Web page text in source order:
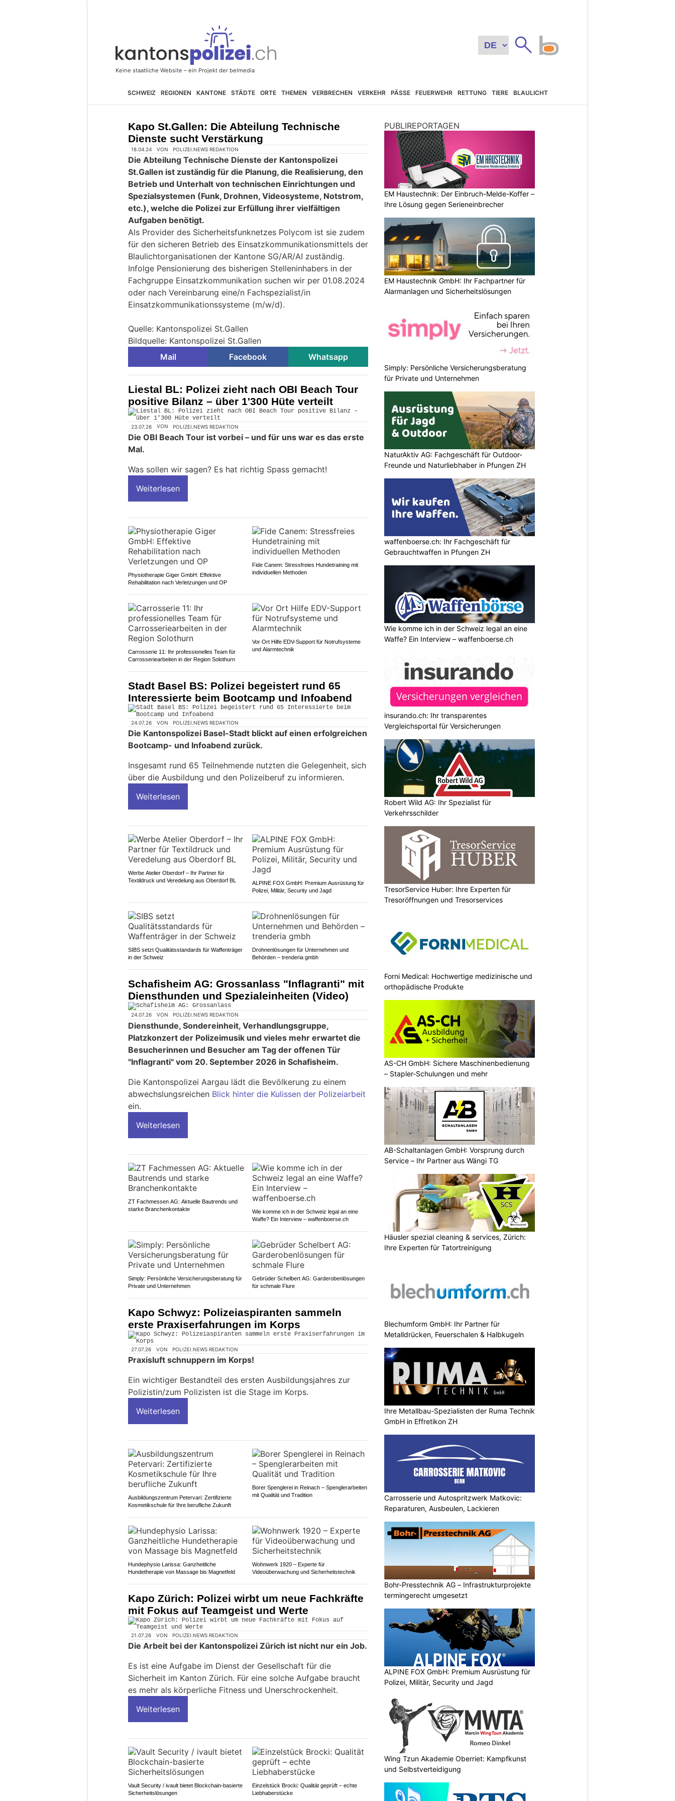
SCHWEIZ REGIONEN KANTONE STÄDTE ORTE THEMEN VERBRECHEN VERKEHR PÄSSE FEUERWEHR RETTUNG TIERE BLAULICHT
Kapo St.Gallen: Die Abteilung Technische
Dienste sucht Verstärkung
18.04.24 VON POLIZEI.NEWS REDAKTION
Die Abteilung Technische Dienste der Kantonspolizei
St.Gallen ist zuständig für die Planung, die Realisierung, den
Betrieb und Unterhalt von technischen Einrichtungen und
Spezialsystemen (Funk, Drohnen, Videosysteme, Notstrom,
etc.), welche die Polizei zur Erfüllung ihrer vielfältigen
Aufgaben benötigt.
Als Provider des Sicherheitsfunknetzes Polycom ist sie zudem
für den sicheren Betrieb des Einsatzkommunikationsmittels der
Blaulichtorganisationen der Kantone SG/AR/AI zuständig.
Infolge Pensionierung des bisherigen Stelleninhabers in der
Fachgruppe Einsatzkommunikation suchen wir per 01.08.2024
oder nach Vereinbarung eine/n Fachspezialist/in
Einsatzkommunikationssysteme (m/w/d).
Quelle: Kantonspolizei St.Gallen
Bildquelle: Kantonspolizei St.Gallen
Mail
Facebook Whatsapp
Liestal BL: Polizei zieht nach OBI Beach Tour
positive Bilanz – über 1'300 Hüte verteilt
23.07.26 VON POLIZEI.NEWS REDAKTION
Die OBI Beach Tour ist vorbei – und für uns war es das erste
Mal.
Was sollen wir sagen? Es hat richtig Spass gemacht!
Weiterlesen
Physiotherapie Giger GmbH: Effektive
Rehabilitation nach Verletzungen und OP
Fide Canem: Stressfreies Hundetraining mit
individuellen Methoden
Carrosserie 11: Ihr professionelles Team für
Carrosseriearbeiten in der Region Solothurn
Vor Ort Hilfe EDV-Support für Notrufsysteme
und Alarmtechnik
Stadt Basel BS: Polizei begeistert rund 65
Interessierte beim Bootcamp und Infoabend
24.07.26 VON POLIZEI.NEWS REDAKTION
Die Kantonspolizei Basel-Stadt blickt auf einen erfolgreichen
Bootcamp- und Infoabend zurück.
Insgesamt rund 65 Teilnehmende nutzten die Gelegenheit, sich
über die Ausbildung und den Polizeiberuf zu informieren.
Weiterlesen
Werbe Atelier Oberdorf – Ihr Partner für
Textildruck und Veredelung aus Oberdorf BL
ALPINE FOX GmbH: Premium Ausrüstung für
Polizei, Militär, Security und Jagd
SIBS setzt Qualitätsstandards für Waffenträger
in der Schweiz
Drohnenlösungen für Unternehmen und
Behörden – trenderia gmbh
Schafisheim AG: Grossanlass "Inflagranti" mit
Diensthunden und Spezialeinheiten (Video)
24.07.26 VON POLIZEI.NEWS REDAKTION
Diensthunde, Sondereinheit, Verhandlungsgruppe,
Platzkonzert der Polizeimusik und vieles mehr erwartet die
Besucherinnen und Besucher am Tag der offenen Tür
"Inflagranti" vom 20. September 2026 in Schafisheim.
Die Kantonspolizei Aargau lädt die Bevölkerung zu einem
abwechslungsreichen Blick hinter die Kulissen der Polizeiarbeit
ein.
Weiterlesen
ZT Fachmessen AG: Aktuelle Bautrends und
starke Branchenkontakte
Wie komme ich in der Schweiz legal an eine
Waffe? Ein Interview – waffenboerse.ch
Simply: Persönliche Versicherungsberatung für
Private und Unternehmen
Gebrüder Schelbert AG: Garderobenlösungen
für schmale Flure
Kapo Schwyz: Polizeiaspiranten sammeln
erste Praxiserfahrungen im Korps
27.07.26 VON POLIZEI.NEWS REDAKTION
Praxisluft schnuppern im Korps!
Ein wichtiger Bestandteil des ersten Ausbildungsjahres zur
Polizistin/zum Polizisten ist die Stage im Korps.
Weiterlesen
Ausbildungszentrum Petervari: Zertifizierte
Kosmetikschule für Ihre berufliche Zukunft
Borer Spenglerei in Reinach – Spenglerarbeiten
mit Qualität und Tradition
Hundephysio Larissa: Ganzheitliche
Hundetherapie von Massage bis Magnetfeld
Wohnwerk 1920 – Experte für
Videoüberwachung und Sicherheitstechnik
Kapo Zürich: Polizei wirbt um neue Fachkräfte
mit Fokus auf Teamgeist und Werte
21.07.26 VON POLIZEI.NEWS REDAKTION
Die Arbeit bei der Kantonspolizei Zürich ist nicht nur ein Job.
Es ist eine Aufgabe im Dienst der Gesellschaft für die
Sicherheit im Kanton Zürich. Für eine solche Aufgabe braucht
es mehr als körperliche Fitness und Unerschrockenheit.
Weiterlesen
Vault Security / ivault bietet Blockchain-basierte
Sicherheitslösungen
Einzelstück Brocki: Qualität geprüft – echte
Liebhaberstücke
PUBLIREPORTAGEN
EM Haustechnik: Der Einbruch-Melde-Koffer –
Ihre Lösung gegen Serieneinbrecher
EM Haustechnik GmbH: Ihr Fachpartner für
Alarmanlagen und Sicherheitslösungen
Simply: Persönliche Versicherungsberatung
für Private und Unternehmen
NaturAktiv AG: Fachgeschäft für Outdoor-
Freunde und Naturliebhaber in Pfungen ZH
waffenboerse.ch: Ihr Fachgeschäft für
Gebrauchtwaffen in Pfungen ZH
Wie komme ich in der Schweiz legal an eine
Waffe? Ein Interview – waffenboerse.ch
insurando.ch: Ihr transparentes
Vergleichsportal für Versicherungen
Robert Wild AG: Ihr Spezialist für
Verkehrsschilder
TresorService Huber: Ihre Experten für
Tresoröffnungen und Tresorservices
Forni Medical: Hochwertige medizinische und
orthopädische Produkte
AS-CH GmbH: Sichere Maschinenbedienung
– Stapler-Schulungen und mehr
AB-Schaltanlagen GmbH: Vorsprung durch
Service – Ihr Partner aus Wängi TG
Häusler spezial cleaning & services, Zürich:
Ihre Experten für Tatortreinigung
Blechumform GmbH: Ihr Partner für
Metalldrücken, Feuerschalen & Halbkugeln
Ihre Metallbau-Spezialisten der Ruma Technik
GmbH in Effretikon ZH
Carrosserie und Autospritzwerk Matkovic:
Reparaturen, Ausbeulen, Lackieren
Bohr-Presstechnik AG – Infrastrukturprojekte
termingerecht umgesetzt
ALPINE FOX GmbH: Premium Ausrüstung für
Polizei, Militär, Security und Jagd
Wing Tzun Akademie Oberriet: Kampfkunst
und Selbstverteidigung